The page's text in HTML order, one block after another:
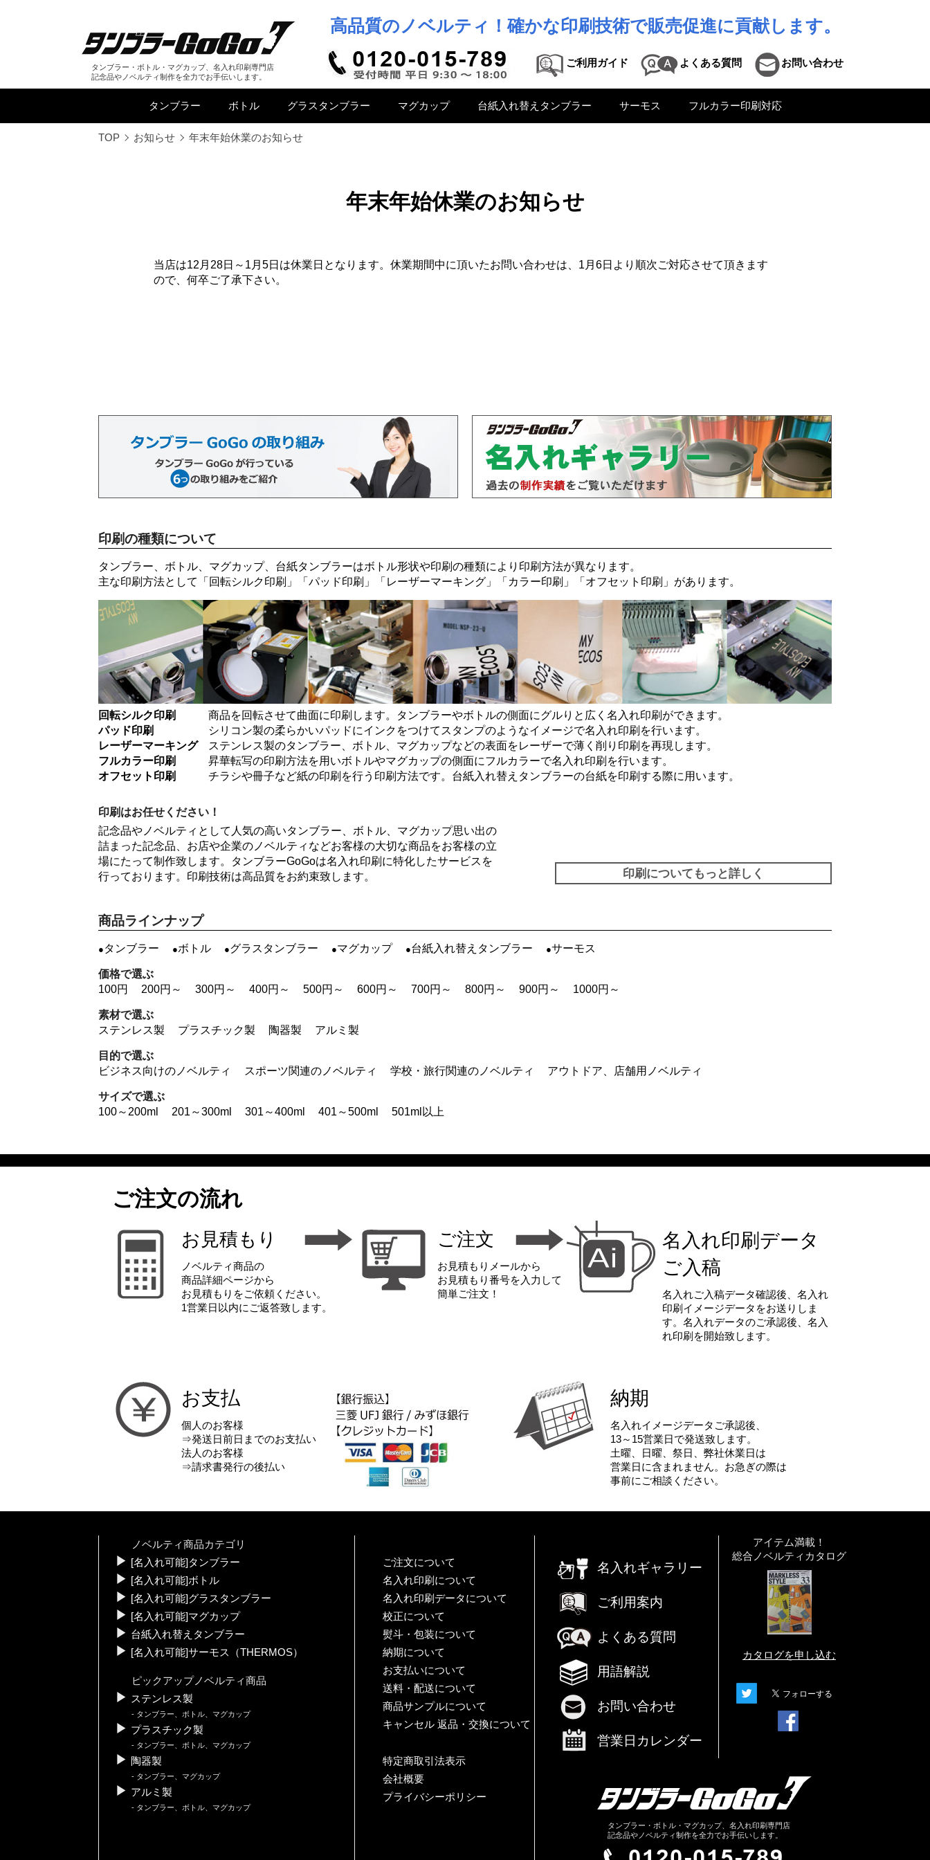
タンブラー・ボトル・マグカップ、名入れ印刷専門店
記念品やノベルティ制作を全力でお手伝いします。
高品質のノベルティ！確かな印刷技術で販売促進に貢献します。
ご利用ガイド よくある質問 お問い合わせ
タンブラー ボトル グラスタンブラー マグカップ 台紙入れ替えタンブラー サーモス フルカラー印刷対応
TOP お知らせ 年末年始休業のお知らせ
年末年始休業のお知らせ
当店は12月28日～1月5日は休業日となります。休業期間中に頂いたお問い合わせは、1月6日より順次ご対応させて頂きます
ので、何卒ご了承下さい。
印刷の種類について
タンブラー、ボトル、マグカップ、台紙タンブラーはボトル形状や印刷の種類により印刷方法が異なります。
主な印刷方法として「 回転シルク印刷 」「 パッド印刷 」「 レーザーマーキング 」「 カラー印刷 」「 オフセット印刷 」があります。
回転シルク印刷
商品を回転させて曲面に印刷します。タンブラーやボトルの側面にグルりと広く名入れ印刷ができます。
パッド印刷
シリコン製の柔らかいパッドにインクをつけてスタンプのようなイメージで名入れ印刷を行います。
レーザーマーキング
ステンレス製のタンブラー、ボトル、マグカップなどの表面をレーザーで薄く削り印刷を再現します。
フルカラー印刷
昇華転写の印刷方法を用いボトルやマグカップの側面にフルカラーで名入れ印刷を行います。
オフセット印刷
チラシや冊子など紙の印刷を行う印刷方法です。台紙入れ替えタンブラーの台紙を印刷する際に用います。
印刷はお任せください！
記念品やノベルティとして人気の高いタンブラー、ボトル、マグカップ思い出の
詰まった記念品、お店や企業のノベルティなどお客様の大切な商品をお客様の立
場にたって制作致します。タンブラーGoGoは名入れ印刷に特化したサービスを
行っております。印刷技術は高品質をお約束致します。
印刷についてもっと詳しく
商品ラインナップ
タンブラー ボトル グラスタンブラー マグカップ 台紙入れ替えタンブラー サーモス
価格で選ぶ
100円
200円～ 300円～ 400円～ 500円～ 600円～ 700円～ 800円～ 900円～ 1000円～
素材で選ぶ
ステンレス製
プラスチック製 陶器製 アルミ製
目的で選ぶ
ビジネス向けのノベルティ
スポーツ関連のノベルティ 学校・旅行関連のノベルティ アウトドア、店舗用ノベルティ
サイズで選ぶ
100～200ml
201～300ml 301～400ml 401～500ml 501ml以上
ご注文の流れ
お見積もり
ノベルティ商品の
商品詳細ページから
お見積もりをご依頼ください。
1営業日以内にご返答致します。
ご注文
お見積もりメールから
お見積もり番号を入力して
簡単ご注文！
名入れ印刷データ
ご入稿
名入れご入稿データ確認後、名入れ
印刷イメージデータをお送りしま
す。名入れデータのご承認後、名入
れ印刷を開始致します。
お支払
個人のお客様
⇒発送日前日までのお支払い
法人のお客様
⇒請求書発行の後払い
納期
名入れイメージデータご承認後、
13～15営業日で発送致します。
土曜、日曜、祭日、弊社休業日は
営業日に含まれません。お急ぎの際は
事前にご相談ください。
ノベルティ商品カテゴリ
[名入れ可能]タンブラー
[名入れ可能]ボトル
[名入れ可能]グラスタンブラー
[名入れ可能]マグカップ
台紙入れ替えタンブラー
[名入れ可能]サーモス（THERMOS）
ピックアップノベルティ商品
ステンレス製
タンブラー、ボトル、マグカップ
プラスチック製
タンブラー、ボトル、マグカップ
陶器製
タンブラー、マグカップ
アルミ製
タンブラー、ボトル、マグカップ
ご注文について
名入れ印刷について
名入れ印刷データについて
校正について
熨斗・包装について
納期について
お支払いについて
送料・配送について
商品サンプルについて
キャンセル 返品・交換について
特定商取引法表示
会社概要
プライバシーポリシー
名入れギャラリー
ご利用案内
よくある質問
用語解説
お問い合わせ
営業日カレンダー
アイテム満載！
総合ノベルティカタログ
カタログを申し込む
タンブラー・ボトル・マグカップ、名入れ印刷専門店
記念品やノベルティ制作を全力でお手伝いします。